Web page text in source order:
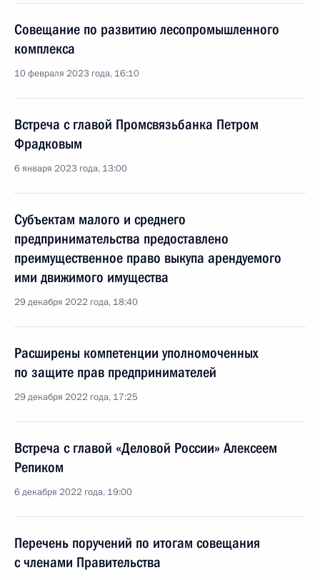
Совещание по развитию лесопромышленного
комплекса
10 февраля 2023 года, 16:10
Встреча с главой Промсвязьбанка Петром
Фрадковым
6 января 2023 года, 13:00
Субъектам малого и среднего
предпринимательства предоставлено
преимущественное право выкупа арендуемого
ими движимого имущества
29 декабря 2022 года, 18:40
Расширены компетенции уполномоченных
по защите прав предпринимателей
29 декабря 2022 года, 17:25
Встреча с главой «Деловой России» Алексеем
Репиком
6 декабря 2022 года, 19:00
Перечень поручений по итогам совещания
с членами Правительства